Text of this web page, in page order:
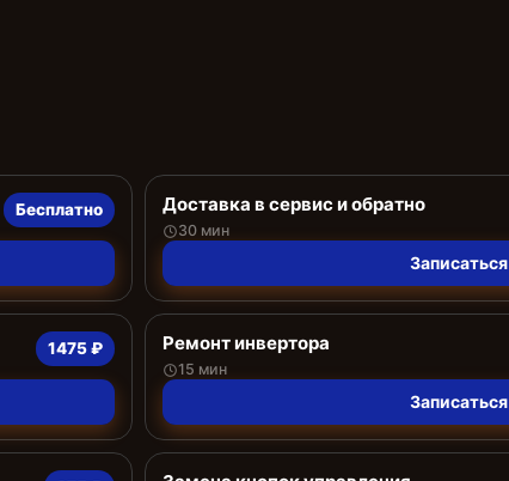
Бесплатно Доставка в сервис и обратно
30 мин
Записаться
1475 ₽ Ремонт инвертора
15 мин
Записаться